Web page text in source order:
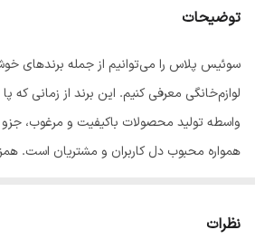
سرعت
جنس پره استیل ضد زنگ
وزن 3000 گرم
توضیحات
سوئیس پلاس را می‌توانیم از جمله برندهای
لوازم‌خانگی معرفی کنیم. این برند از زمانی که
واسطه تولید محصولات باکیفیت و مرغوب، جزو
کیک‌ها و… به کار می‌رود. این همزن دارای
نظرات